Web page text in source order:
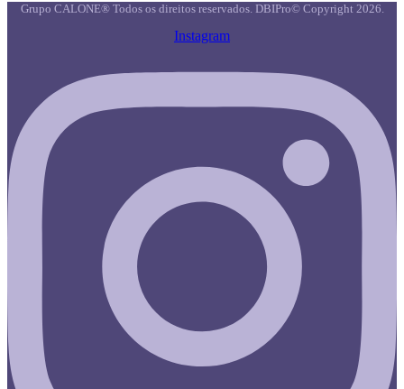
Grupo CALONE® Todos os direitos reservados. DBIPro© Copyright 2026.
Instagram